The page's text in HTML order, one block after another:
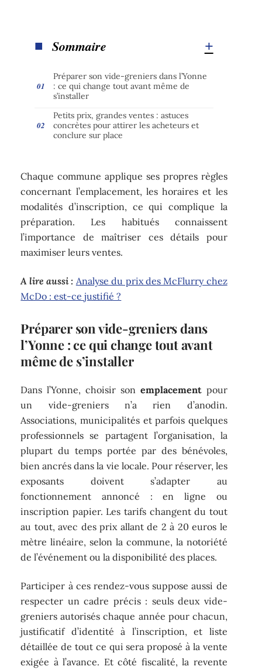
Sommaire
Préparer son vide-greniers dans l’Yonne
: ce qui change tout avant même de
s’installer
Petits prix, grandes ventes : astuces
concrètes pour attirer les acheteurs et
conclure sur place
Chaque commune applique ses propres règles
concernant l’emplacement, les horaires et les
modalités d’inscription, ce qui complique la
préparation. Les habitués connaissent
l’importance de maîtriser ces détails pour
maximiser leurs ventes.
A lire aussi : Analyse du prix des McFlurry chez
McDo : est-ce justifié ?
Préparer son vide-greniers dans
l’Yonne : ce qui change tout avant
même de s’installer
Dans l’Yonne, choisir son emplacementpour
un vide-greniers n’a rien d’anodin.
Associations, municipalités et parfois quelques
professionnels se partagent l’organisation, la
plupart du temps portée par des bénévoles,
bien ancrés dans la vie locale. Pour réserver, les
exposants doivent s’adapter au
fonctionnement annoncé : en ligne ou
inscription papier. Les tarifs changent du tout
au tout, avec des prix allant de 2 à 20 euros le
mètre linéaire, selon la commune, la notoriété
de l’événement ou la disponibilité des places.
Participer à ces rendez-vous suppose aussi de
respecter un cadre précis : seuls deux vide-
greniers autorisés chaque année pour chacun,
justificatif d’identité à l’inscription, et liste
détaillée de tout ce qui sera proposé à la vente
exigée à l’avance. Et côté fiscalité, la revente